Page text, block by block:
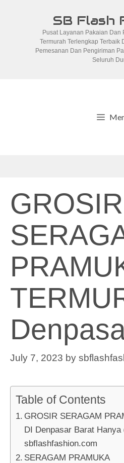
SB Flash
Pusat Layanan Pakaian Dan
Termurah Terlengkap Terbaik
Pemesanan Dan Pengiriman
Seluruh
GROSIR
July 7, 2023 by
Table of Contents
GROSIR SERAGAM
DI Denpasar Barat Hanya
sbflashfashion.com
SERAGAM PRAMUKA